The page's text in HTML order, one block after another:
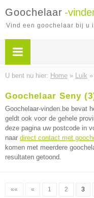
Goochelaar -
Vind een goochelaar bij u
U bent nu hier: Home » Luik »
Goochelaar Seny
Goochelaar-vinden.be bevat
geldt ook voor de gehele
deze pagina uw postcode in
naar direct contact met
komen met meerdere
resultaten getoond.
«« « 1 2 3